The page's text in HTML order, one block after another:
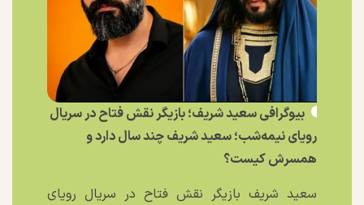
بیوگرافی سعید شریف؛ بازیگر نقش فتاح در سریال
رویای نیمه‌شب؛ سعید شریف چند سال دارد و
همسرش کیست؟
سعید شریف بازیگر نقش فتاح در سریال رویای